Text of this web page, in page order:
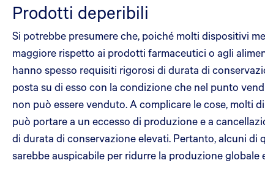
Prodotti deperibili
Si potrebbe presumere che, poiché molti dispositivi
maggiore rispetto ai prodotti farmaceutici o agli
hanno spesso requisiti rigorosi di durata di
posta su di esso con la condizione che nel punto
non può essere venduto. A complicare le cose, molti
può portare a un eccesso di produzione e a
di durata di conservazione elevati. Pertanto, alcuni
sarebbe auspicabile per ridurre la produzione globale